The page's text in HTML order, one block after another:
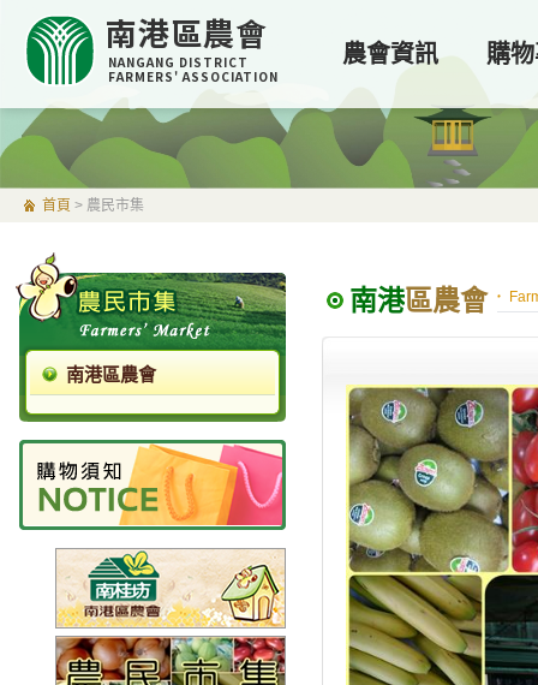
南港區農會
NANGANG DISTRICT
FARMERS' ASSOCIATION
農會資訊 購
首頁 > 農民市集
南港區農會
南港區農會